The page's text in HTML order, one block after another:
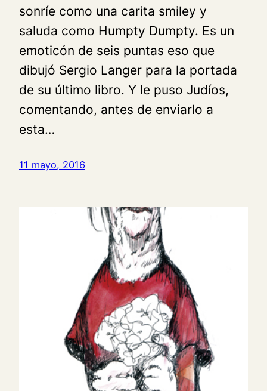
sonríe como una carita­ smiley y
saluda como Humpty Dumpty. Es un
emoticón de seis puntas eso que
dibujó Sergio Langer para la portada
de su último libro. Y le puso Judíos,
comentando, antes de enviarlo a
esta…
11 mayo, 2016